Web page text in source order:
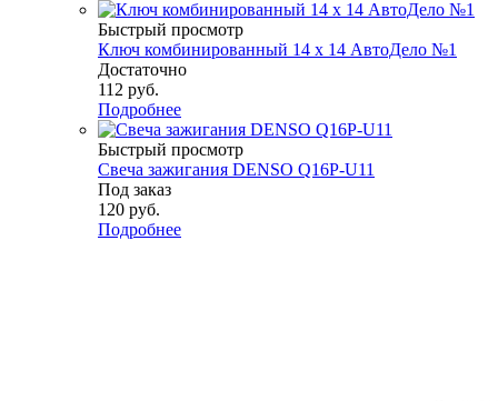
Быстрый просмотр
Ключ комбинированный 14 х 14 АвтоДело №1
Достаточно
112 руб.
Подробнее
Быстрый просмотр
Свеча зажигания DENSO Q16P-U11
Под заказ
120 руб.
Подробнее